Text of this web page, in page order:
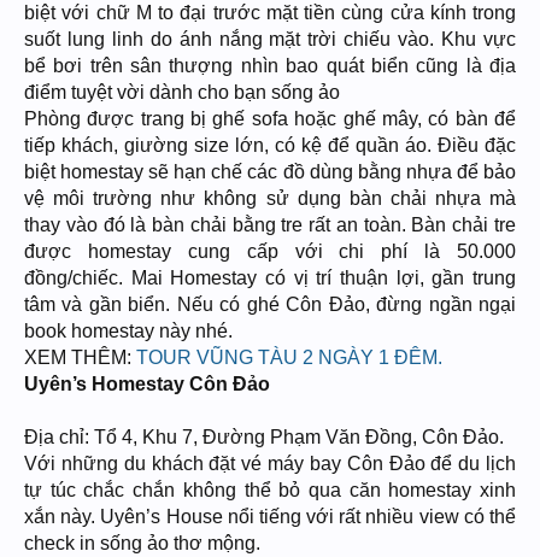
biệt với chữ M to đại trước mặt tiền cùng cửa kính trong
suốt lung linh do ánh nắng mặt trời chiếu vào. Khu vực
bể bơi trên sân thượng nhìn bao quát biển cũng là địa
điểm tuyệt vời dành cho bạn sống ảo
Phòng được trang bị ghế sofa hoặc ghế mây, có bàn để
tiếp khách, giường size lớn, có kệ để quần áo. Điều đặc
biệt homestay sẽ hạn chế các đồ dùng bằng nhựa để bảo
vệ môi trường như không sử dụng bàn chải nhựa mà
thay vào đó là bàn chải bằng tre rất an toàn. Bàn chải tre
được homestay cung cấp với chi phí là 50.000
đồng/chiếc. Mai Homestay có vị trí thuận lợi, gần trung
tâm và gần biển. Nếu có ghé Côn Đảo, đừng ngần ngại
book homestay này nhé.
XEM THÊM: TOUR VŨNG TÀU 2 NGÀY 1 ĐÊM.
Uyên’s Homestay Côn Đảo
Địa chỉ: Tổ 4, Khu 7, Đường Phạm Văn Đồng, Côn Đảo.
Với những du khách đặt vé máy bay Côn Đảo để du lịch
tự túc chắc chắn không thể bỏ qua căn homestay xinh
xắn này. Uyên’s House nổi tiếng với rất nhiều view có thể
check in sống ảo thơ mộng.